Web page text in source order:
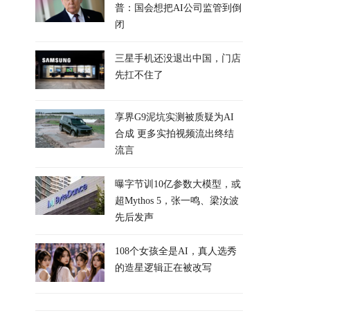
普：国会想把AI公司监管到倒
闭
三星手机还没退出中国，门店
先扛不住了
享界G9泥坑实测被质疑为AI
合成 更多实拍视频流出终结
流言
曝字节训10亿参数大模型，或
超Mythos 5，张一鸣、梁汝波
先后发声
108个女孩全是AI，真人选秀
的造星逻辑正在被改写